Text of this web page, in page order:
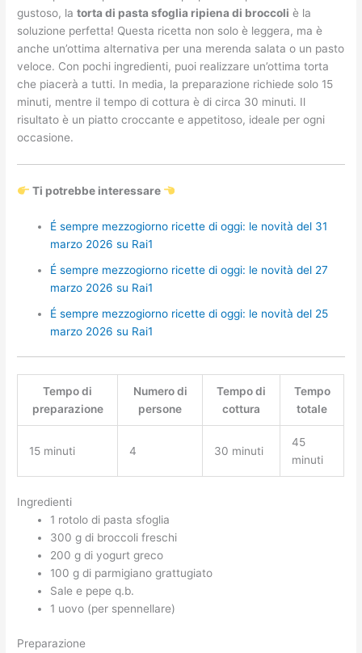
gustoso, latorta di pasta sfoglia ripiena di broccoli è la
soluzione perfetta! Questa ricetta non solo è leggera, ma è
anche un’ottima alternativa per una merenda salata o un pasto
veloce. Con pochi ingredienti, puoi realizzare un’ottima torta
che piacerà a tutti. In media, la preparazione richiede solo 15
minuti, mentre il tempo di cottura è di circa 30 minuti. Il
risultato è un piatto croccante e appetitoso, ideale per ogni
occasione.
Ti potrebbe interessare
É sempre mezzogiorno ricette di oggi: le novità del 31
marzo 2026 su Rai1
É sempre mezzogiorno ricette di oggi: le novità del 27
marzo 2026 su Rai1
É sempre mezzogiorno ricette di oggi: le novità del 25
marzo 2026 su Rai1
Tempo di
preparazione
Numero di
persone
Tempo di
cottura
Tempo
totale
15 minuti 4 30 minuti
45
minuti
Ingredienti
1 rotolo di pasta sfoglia
300 g di broccoli freschi
200 g di yogurt greco
100 g di parmigiano grattugiato
Sale e pepe q.b.
1 uovo (per spennellare)
Preparazione